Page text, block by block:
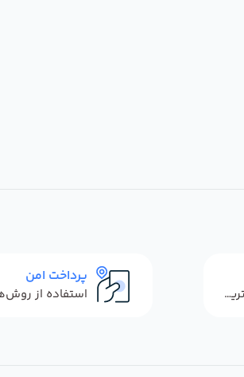
ارسال سفارش در کمترین زمان ممکن
پرداخت امن